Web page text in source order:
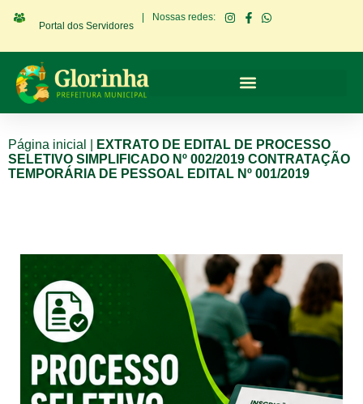
Portal dos Servidores
Nossas redes:
Página inicial
EXTRATO DE EDITAL DE PROCESSO
SELETIVO SIMPLIFICADO Nº 002/2019 CONTRATAÇÃO
TEMPORÁRIA DE PESSOAL EDITAL Nº 001/2019